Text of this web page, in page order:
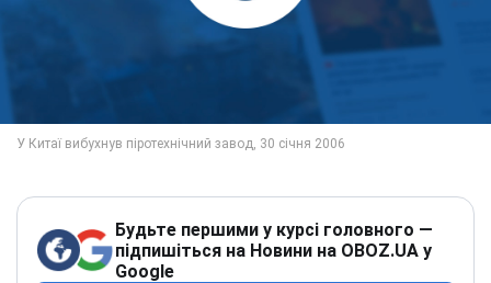
Будьте першими у курсі головного —
підпишіться на Новини на OBOZ.UA у
Google